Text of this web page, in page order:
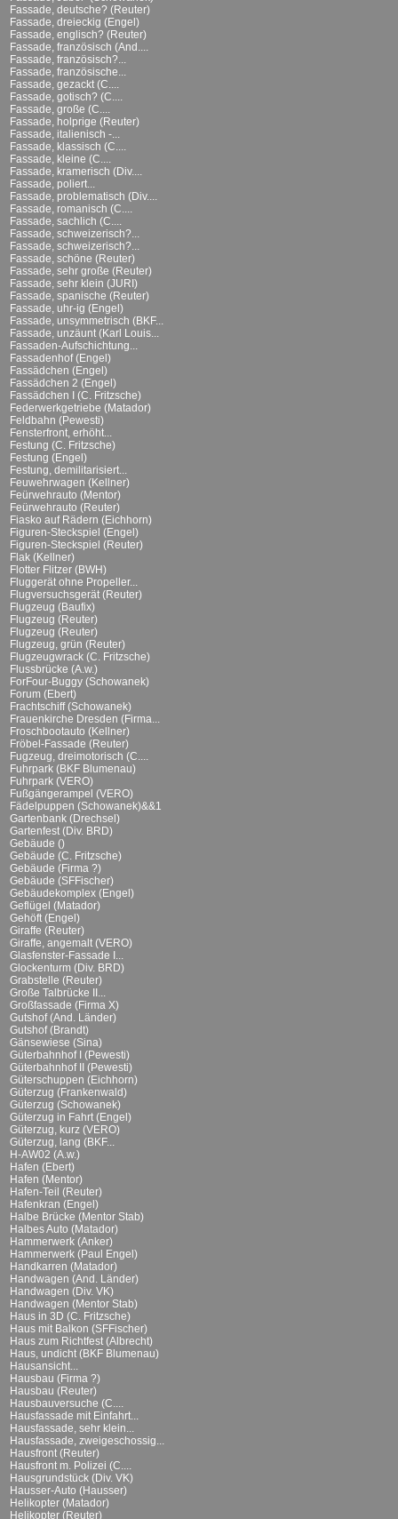
Fassade, deutsche? (Reuter)
Fassade, dreieckig (Engel)
Fassade, englisch? (Reuter)
Fassade, französisch (And....
Fassade, französisch?...
Fassade, französische...
Fassade, gezackt (C....
Fassade, gotisch? (C....
Fassade, große (C....
Fassade, holprige (Reuter)
Fassade, italienisch -...
Fassade, klassisch (C....
Fassade, kleine (C....
Fassade, kramerisch (Div....
Fassade, poliert...
Fassade, problematisch (Div....
Fassade, romanisch (C....
Fassade, sachlich (C....
Fassade, schweizerisch?...
Fassade, schweizerisch?...
Fassade, schöne (Reuter)
Fassade, sehr große (Reuter)
Fassade, sehr klein (JURI)
Fassade, spanische (Reuter)
Fassade, uhr-ig (Engel)
Fassade, unsymmetrisch (BKF...
Fassade, unzäunt (Karl Louis...
Fassaden-Aufschichtung...
Fassadenhof (Engel)
Fassädchen (Engel)
Fassädchen 2 (Engel)
Fassädchen I (C. Fritzsche)
Federwerkgetriebe (Matador)
Feldbahn (Pewesti)
Fensterfront, erhöht...
Festung (C. Fritzsche)
Festung (Engel)
Festung, demilitarisiert...
Feuwehrwagen (Kellner)
Feürwehrauto (Mentor)
Feürwehrauto (Reuter)
Fiasko auf Rädern (Eichhorn)
Figuren-Steckspiel (Engel)
Figuren-Steckspiel (Reuter)
Flak (Kellner)
Flotter Flitzer (BWH)
Fluggerät ohne Propeller...
Flugversuchsgerät (Reuter)
Flugzeug (Baufix)
Flugzeug (Reuter)
Flugzeug (Reuter)
Flugzeug, grün (Reuter)
Flugzeugwrack (C. Fritzsche)
Flussbrücke (A.w.)
ForFour-Buggy (Schowanek)
Forum (Ebert)
Frachtschiff (Schowanek)
Frauenkirche Dresden (Firma...
Froschbootauto (Kellner)
Fröbel-Fassade (Reuter)
Fugzeug, dreimotorisch (C....
Fuhrpark (BKF Blumenau)
Fuhrpark (VERO)
Fußgängerampel (VERO)
Fädelpuppen (Schowanek)&&1
Gartenbank (Drechsel)
Gartenfest (Div. BRD)
Gebäude ()
Gebäude (C. Fritzsche)
Gebäude (Firma ?)
Gebäude (SFFischer)
Gebäudekomplex (Engel)
Geflügel (Matador)
Gehöft (Engel)
Giraffe (Reuter)
Giraffe, angemalt (VERO)
Glasfenster-Fassade I...
Glockenturm (Div. BRD)
Grabstelle (Reuter)
Große Talbrücke II...
Großfassade (Firma X)
Gutshof (And. Länder)
Gutshof (Brandt)
Gänsewiese (Sina)
Güterbahnhof I (Pewesti)
Güterbahnhof II (Pewesti)
Güterschuppen (Eichhorn)
Güterzug (Frankenwald)
Güterzug (Schowanek)
Güterzug in Fahrt (Engel)
Güterzug, kurz (VERO)
Güterzug, lang (BKF...
H-AW02 (A.w.)
Hafen (Ebert)
Hafen (Mentor)
Hafen-Teil (Reuter)
Hafenkran (Engel)
Halbe Brücke (Mentor Stab)
Halbes Auto (Matador)
Hammerwerk (Anker)
Hammerwerk (Paul Engel)
Handkarren (Matador)
Handwagen (And. Länder)
Handwagen (Div. VK)
Handwagen (Mentor Stab)
Haus in 3D (C. Fritzsche)
Haus mit Balkon (SFFischer)
Haus zum Richtfest (Albrecht)
Haus, undicht (BKF Blumenau)
Hausansicht...
Hausbau (Firma ?)
Hausbau (Reuter)
Hausbauversuche (C....
Hausfassade mit Einfahrt...
Hausfassade, sehr klein...
Hausfassade, zweigeschossig...
Hausfront (Reuter)
Hausfront m. Polizei (C....
Hausgrundstück (Div. VK)
Hausser-Auto (Hausser)
Helikopter (Matador)
Helikopter (Reuter)